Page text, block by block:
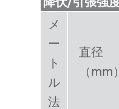
メ
ー
ト
ル
法
直径
（mm）